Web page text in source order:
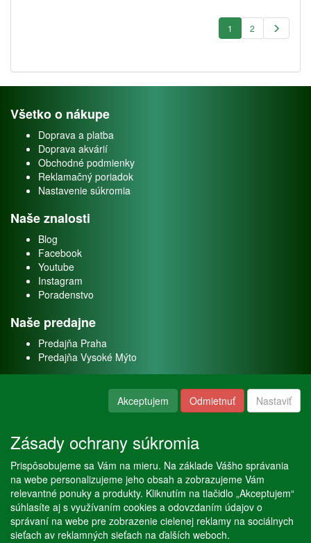
1 2
Všetko o nákupe
Doprava a platba
Doprava akvárií
Obchodné podmienky
Reklamačný poriadok
Nastavenie súkromia
Naše znalosti
Blog
Facebook
Youtube
Instagram
Poradenstvo
Naše predajne
Predajňa Praha
Predajňa Vysoké Mýto
Naše služby
Servis
Predaj akváriových rýb
Predaj akváriových rastlín
Akceptujem Odmietnuť Nastaviť
Zásady ochrany súkromia
Prispôsobujeme sa Vám na mieru. Na základe Vášho správania
na webe personalizujeme jeho obsah a zobrazujeme Vám
relevantné ponuky a produkty. Kliknutím na tlačidlo „Akceptujem“
súhlasíte aj s využívaním cookies a odovzdaním údajov o
správaní na webe pre zobrazenie cielenej reklamy na sociálnych
sieťach av reklamných sieťach na ďalších weboch.